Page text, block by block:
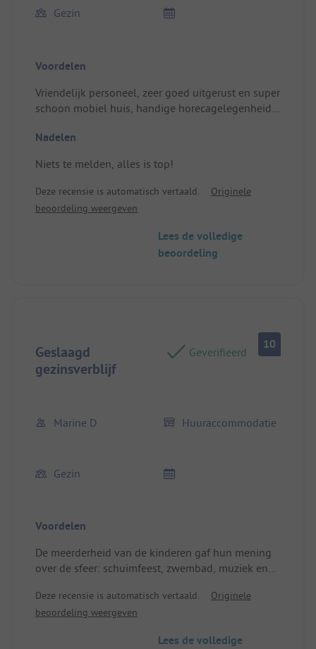
Gezin
Voordelen
Vriendelijk personeel, zeer goed uitgerust en super
schoon mobiel huis, handige horecagelegenheid
Alles, vooral de onberispelijke netheid, is ook zeer
met een inloopkast. De slaapkamer voor de
kinderen met hun eigen badkamer en wc is ook
Nadelen
Niets te melden, alles is top!
Deze recensie is automatisch vertaald.
Originele
beoordeling weergeven
Lees de volledige
beoordeling
Geslaagd
gezinsverblijf
Geverifieerd
10
Marine D Huuraccommodatie
Gezin
Voordelen
De meerderheid van de kinderen gaf hun mening
over de sfeer: schuimfeest, zwembad, muziek en
bungalows! Locatie / accommodatie: Schoon,
praktisch en met airco.
Deze recensie is automatisch vertaald.
Originele
beoordeling weergeven
Lees de volledige